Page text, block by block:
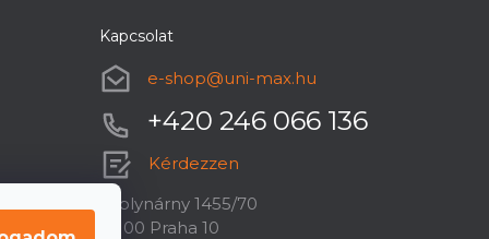
Kapcsolat
e-shop@uni-max.hu
+420 246 066 136
Kérdezzen
U plynárny 1455/70
10100 Praha 10